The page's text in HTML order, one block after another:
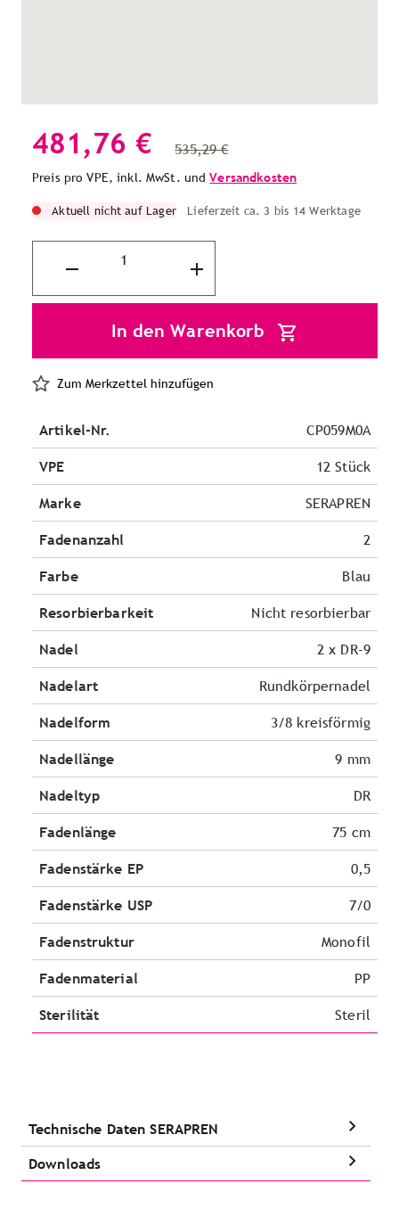
481,76 € 535,29 €
Preis pro VPE, inkl. MwSt. undVersandkosten
Aktuell nicht auf Lager Lieferzeit ca. 3 bis 14 Werktage
In den Warenkorb
Zum Merkzettel hinzufügen
Artikel-Nr. CP059M0A
VPE 12 Stück
Marke SERAPREN
Fadenanzahl 2
Farbe Blau
Resorbierbarkeit Nicht resorbierbar
Nadel 2 x DR-9
Nadelart Rundkörpernadel
Nadelform 3/8 kreisförmig
Nadellänge 9 mm
Nadeltyp DR
Fadenlänge 75 cm
Fadenstärke EP 0,5
Fadenstärke USP 7/0
Fadenstruktur Monofil
Fadenmaterial PP
Sterilität Steril
Technische Daten SERAPREN
Downloads